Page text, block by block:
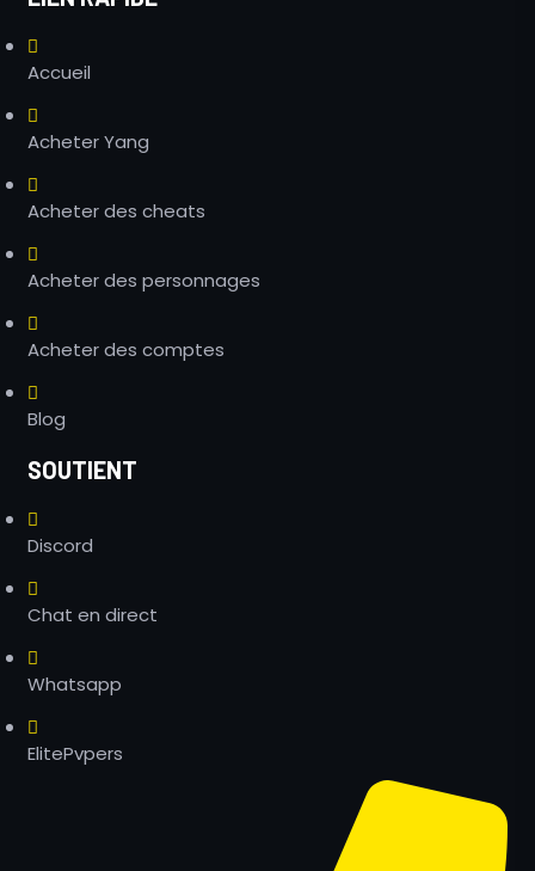
Accueil
Acheter Yang
Acheter des cheats
Acheter des personnages
Acheter des comptes
Blog
SOUTIENT
Discord
Chat en direct
Whatsapp
ElitePvpers